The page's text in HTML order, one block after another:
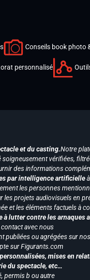
Conseils book photo
personnalisé
et du casting.Notre
vérifiées,
des informations
par intelligence artificielle
les personnes
projets audiovisuels en
et les éléments factuels à
à lutter contre les arnaques
avec nous
publiées ou agrégées sur
sur Figurants.com
mises en
du spectacle, etc…
permis b ou autre